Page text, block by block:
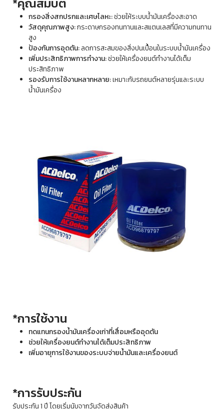
กรองสิ่งสกปรกและเศษโลหะ:ช่วยให้ระบบน้ำมันเครื่องสะอาด
วัสดุคุณภาพสูง:กระดาษกรองทนทานและสแตนเลสที่มีความทนทาน
สูง
ป้องกันการอุดตัน:ลดการสะสมของสิ่งปนเปื้อนในระบบน้ำมันเครื่อง
เพิ่มประสิทธิภาพการทำงาน:ช่วยให้เครื่องยนต์ทำงานได้เต็ม
ประสิทธิภาพ
รองรับการใช้งานหลากหลาย:เหมาะกับรถยนต์หลายรุ่นและระบบ
น้ำมันเครื่อง
*การใช้งาน
ทดแทนกรองน้ำมันเครื่องเก่าที่เสื่อมหรืออุดตัน
ช่วยให้เครื่องยนต์ทำงานได้เต็มประสิทธิภาพ
เพิ่มอายุการใช้งานของระบบจ่ายน้ำมันและเครื่องยนต์
*การรับประกัน
รับประกัน 1 ปี โดยเริ่มนับจากวันจัดส่งสินค้า